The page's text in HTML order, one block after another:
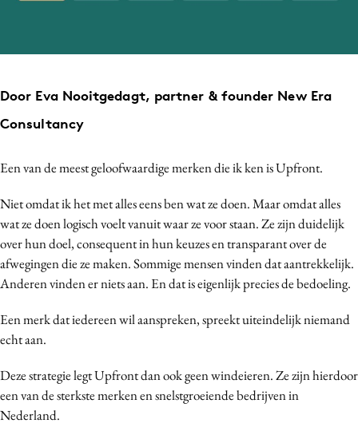
Contentmarketing
Customer Experience
Data & Insights
Digital transformation
Diversiteit
Effectiviteit
Gedragsverandering
Interne communicatie
Media
Merkstrategie
PR
Door Eva Nooitgedagt, partner & founder New Era
Consultancy
Een van de meest geloofwaardige merken die ik ken is Upfront.
Niet omdat ik het met alles eens ben wat ze doen. Maar omdat alles
wat ze doen logisch voelt vanuit waar ze voor staan. Ze zijn duidelijk
over hun doel, consequent in hun keuzes en transparant over de
afwegingen die ze maken. Sommige mensen vinden dat aantrekkelijk.
Anderen vinden er niets aan. En dat is eigenlijk precies de bedoeling.
Een merk dat iedereen wil aanspreken, spreekt uiteindelijk niemand
echt aan.
Deze strategie legt Upfront dan ook geen windeieren. Ze zijn hierdoor
een van de sterkste merken en snelstgroeiende bedrijven in
Nederland.